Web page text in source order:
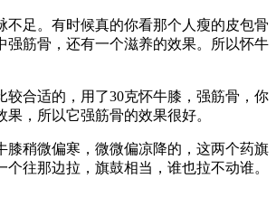
足。有时候真的你看那个人瘦的皮包骨
筋骨，还有一个滋养的效果。所以怀牛
合适的，用了30克怀牛膝，强筋骨，你
，所以它强筋骨的效果很好。
稍微偏寒，微微偏凉降的，这两个药旗
往那边拉，旗鼓相当，谁也拉不动谁。